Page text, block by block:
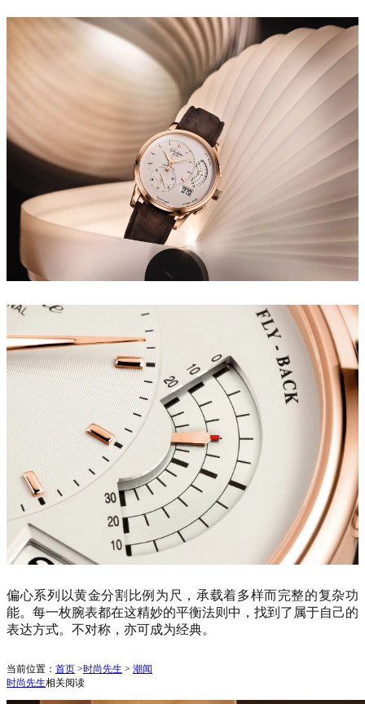
偏心系列以黄金分割比例为尺，承载着多样而完整的复杂功
能。每一枚腕表都在这精妙的平衡法则中，找到了属于自己的
表达方式。不对称，亦可成为经典。
当前位置： 首页 >时尚先生 > 潮闻
时尚先生相关阅读